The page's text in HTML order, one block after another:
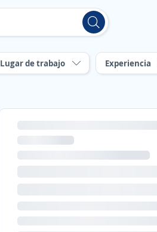
Lugar de trabajo Experiencia